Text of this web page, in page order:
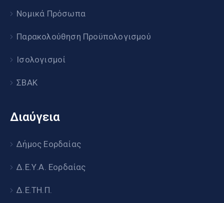
Νομικά Πρόσωπα
Παρακολούθηση Προϋπολογισμού
Ισολογισμοί
ΣΒΑΚ
Διαύγεια
Δήμος Εορδαίας
Δ.Ε.Υ.Α. Εορδαίας
Δ.Ε.ΤΗ.Π.